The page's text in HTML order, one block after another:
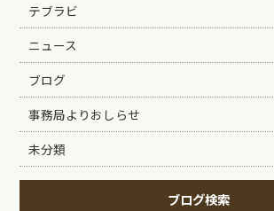
テブラビ
ニュース
ブログ
事務局よりおしらせ
未分類
ブログ検索